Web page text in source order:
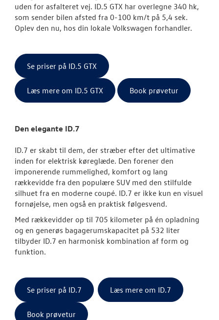
uden for asfalteret vej. ID.5 GTX har overlegne 340 hk,
som sender bilen afsted fra 0-100 km/t på 5,4 sek.
Oplev den nu, hos din lokale Volkswagen forhandler.
Se priser på ID.5 GTX
Læs mere om ID.5 GTX Book prøvetur
Den elegante ID.7
ID.7 er skabt til dem, der stræber efter det ultimative
inden for elektrisk køreglæde. Den forener den
imponerende rummelighed, komfort og lang
rækkevidde fra den populære SUV med den stilfulde
silhuet fra en moderne coupé. ID.7 er ikke kun en visuel
fornøjelse, men også en praktisk følgesvend.
Med rækkevidder op til 705 kilometer på én opladning
og en generøs bagagerumskapacitet på 532 liter
tilbyder ID.7 en harmonisk kombination af form og
funktion.
Se priser på ID.7 Læs mere om ID.7
Book prøvetur